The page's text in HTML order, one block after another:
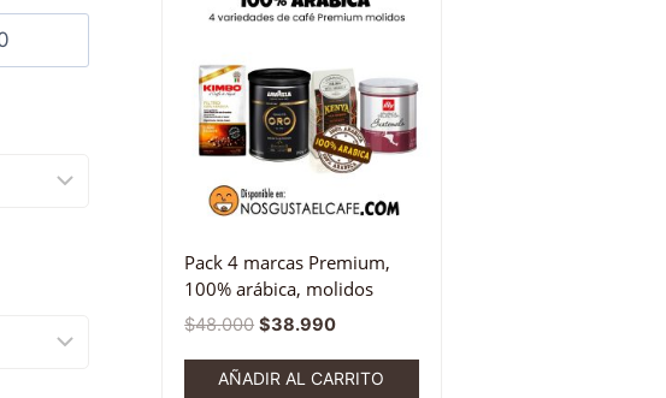
Pack 4 marcas Premium,
100% arábica, molidos
$48.000 $38.990
AÑADIR AL CARRITO